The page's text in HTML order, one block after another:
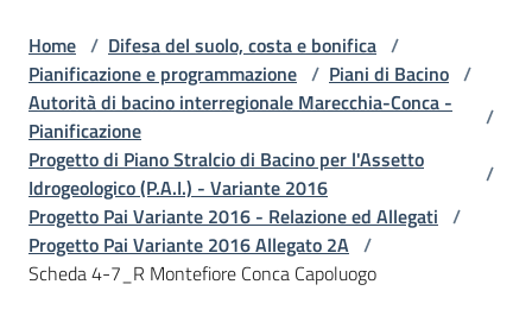
bonifica
Pianificazione
e
programmazione
Home / Difesa del suolo, costa e bonifica /
Pianificazione e programmazione / Piani di Bacino /
Autorità di bacino interregionale Marecchia-Conca -
Pianificazione
/
Progetto di Piano Stralcio di Bacino per l'Assetto
Idrogeologico (P.A.I.) - Variante 2016
/
Progetto Pai Variante 2016 - Relazione ed Allegati /
Progetto Pai Variante 2016 Allegato 2A /
Scheda 4-7_R Montefiore Conca Capoluogo